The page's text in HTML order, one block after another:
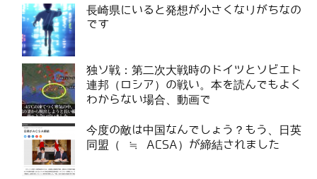
長崎県にいると発想が小さくなりがちなの
です
独ソ戦：第二次大戦時のドイツとソビエト
連邦（ロシア）の戦い。本を読んでもよく
わからない場合、動画で
今度の敵は中国なんでしょう？もう、日英
同盟（ ≒ ACSA）が締結されました